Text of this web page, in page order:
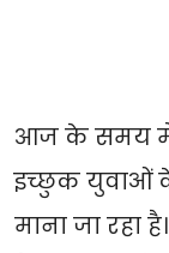
आज के समय में
इच्छुक युवाओं
माना जा रहा